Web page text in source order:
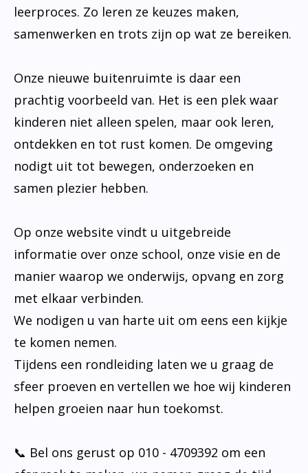
leerproces. Zo leren ze keuzes maken,
samenwerken en trots zijn op wat ze bereiken.
Onze nieuwe buitenruimte is daar een
prachtig voorbeeld van. Het is een plek waar
kinderen niet alleen spelen, maar ook leren,
ontdekken en tot rust komen. De omgeving
nodigt uit tot bewegen, onderzoeken en
samen plezier hebben.
Op onze website vindt u uitgebreide
informatie over onze school, onze visie en de
manier waarop we onderwijs, opvang en zorg
met elkaar verbinden.
We nodigen u van harte uit om eens een kijkje
te komen nemen.
Tijdens een rondleiding laten we u graag de
sfeer proeven en vertellen we hoe wij kinderen
helpen groeien naar hun toekomst.
📞 Bel ons gerust op 010 - 4709392 om een